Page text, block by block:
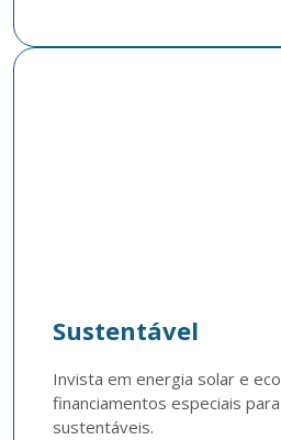
Sustentável
Invista em energia solar e
financiamentos especiais
sustentáveis.